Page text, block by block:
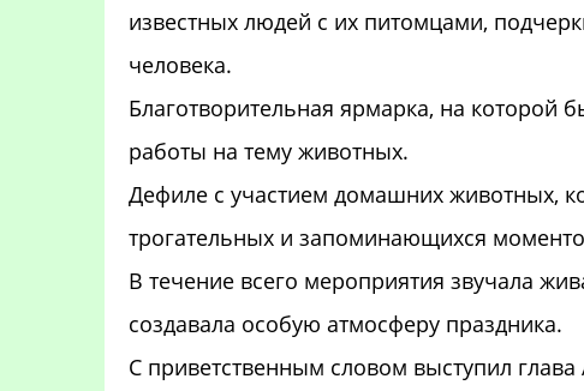
известных людей с их питомцами,
человека.
Благотворительная ярмарка, на которой
работы на тему животных.
Дефиле с участием домашних животных,
трогательных и запоминающихся
В течение всего мероприятия звучала
создавала особую атмосферу праздника.
С приветственным словом выступил